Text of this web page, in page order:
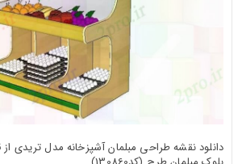
دانلود نقشه طراحی مبلمان آشپزخانه مدل تریدی